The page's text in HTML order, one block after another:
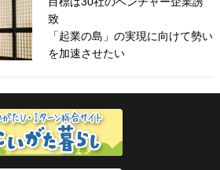
致
「起業の島」の実現に向けて勢い
を加速させたい